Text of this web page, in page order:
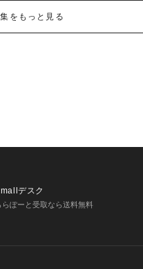
をもっと見る
デスク
らぽーと受取なら送料無料